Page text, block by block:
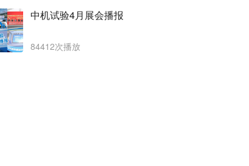
中机试验4月展会播报
84412次播放